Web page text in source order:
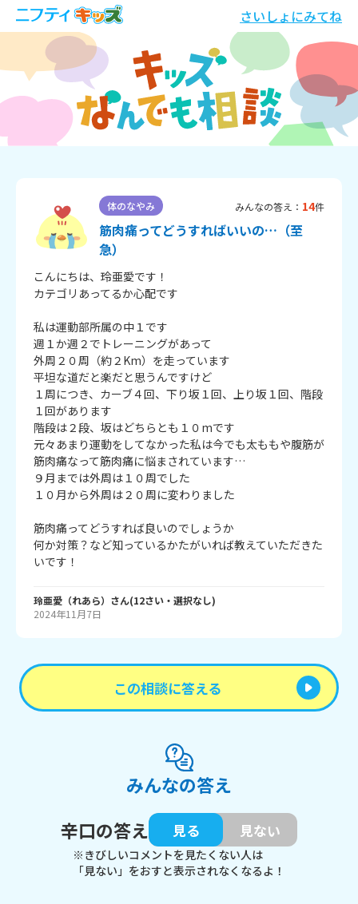
さいしょにみてね
体のなやみ みんなの答え： 14件
筋肉痛ってどうすればいいの…（至
急）
こんにちは、玲亜愛です！
カテゴリあってるか心配です
私は運動部所属の中１です
週１か週２でトレーニングがあって
外周２０周（約２Km）を走っています
平坦な道だと楽だと思うんですけど
１周につき、カーブ４回、下り坂１回、上り坂１回、階段
１回があります
階段は２段、坂はどちらとも１０mです
元々あまり運動をしてなかった私は今でも太ももや腹筋が
筋肉痛なって筋肉痛に悩まされています…
９月までは外周は１０周でした
１０月から外周は２０周に変わりました
筋肉痛ってどうすれば良いのでしょうか
何か対策？など知っているかたがいれば教えていただきた
いです！
玲亜愛（れあら） さん(12さい・ 選択なし)
2024年11月7日
この相談に答える
みんなの答え
辛口の答え
見る 見ない
※きびしいコメントを見たくない人は
「見ない」をおすと表示されなくなるよ！